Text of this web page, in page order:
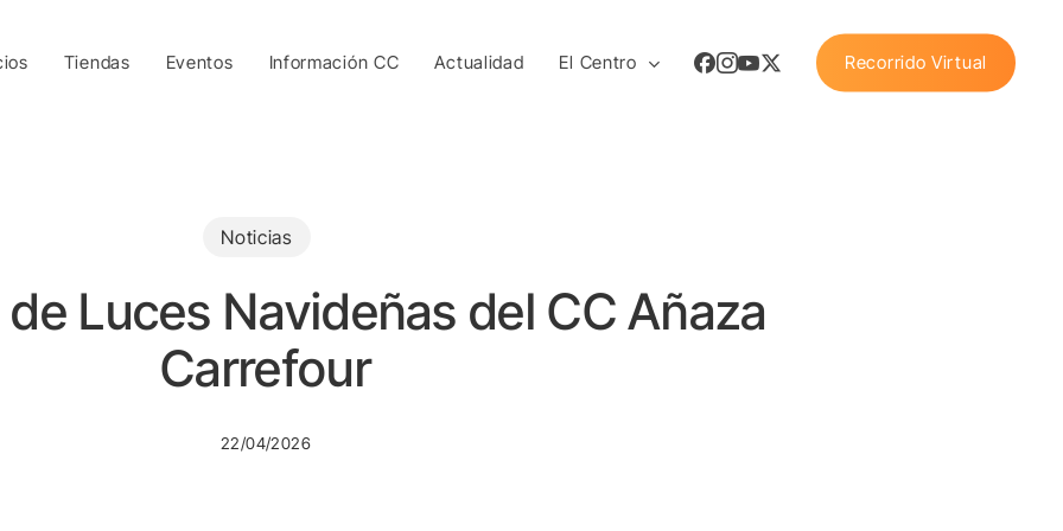
Tiendas Eventos Información CC Actualidad El Centro Facebook
Instagram
Youtube
X
Twitter
Recorrido Virtual
Noticias
Luces Navideñas del CC Añaza
Carrefour
22/04/2026